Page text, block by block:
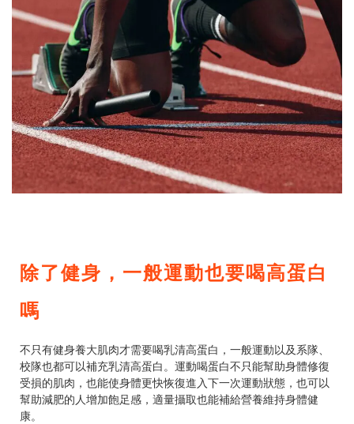
除了健身，一般運動也要喝高蛋白
嗎
不只有健身養大肌肉才需要喝乳清高蛋白，一般運動以及系隊、
校隊也都可以補充乳清高蛋白。運動喝蛋白不只能幫助身體修復
受損的肌肉，也能使身體更快恢復進入下一次運動狀態，也可以
幫助減肥的人增加飽足感，適量攝取也能補給營養維持身體健
康。